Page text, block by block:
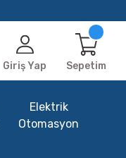
Giriş Yap Sepetim
Elektrik
Otomasyon